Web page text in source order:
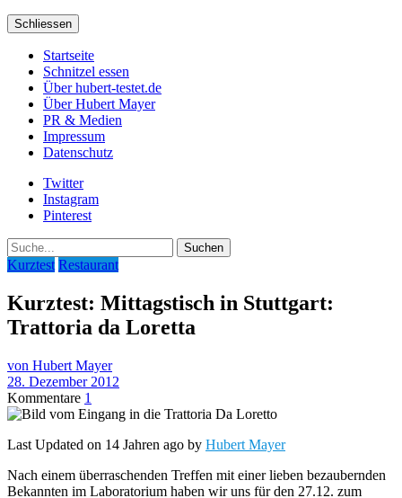
Schliessen
Startseite
Schnitzel essen
Über hubert-testet.de
Über Hubert Mayer
PR & Medien
Impressum
Datenschutz
Twitter
Instagram
Pinterest
Suche
Kurztest Restaurant
Kurztest: Mittagstisch in Stuttgart:
Trattoria da Loretta
von Hubert Mayer
28. Dezember 2012
Kommentare 1
Last Updated on 14 Jahren ago by Hubert Mayer
Nach einem überraschenden Treffen mit einer lieben bezaubernden
Bekannten im Laboratorium haben wir uns für den 27.12. zum